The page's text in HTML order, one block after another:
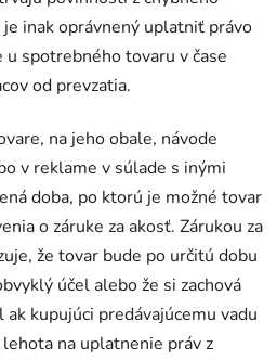
inak oprávnený uplatniť právo
u spotrebného tovaru v čase
od prevzatia.
na jeho obale, návode
v reklame v súlade s inými
doba, po ktorú je možné tovar
o záruke za akosť. Zárukou za
že tovar bude po určitú dobu
účel alebo že si zachová
kupujúci predávajúcemu vadu
na uplatnenie práv z